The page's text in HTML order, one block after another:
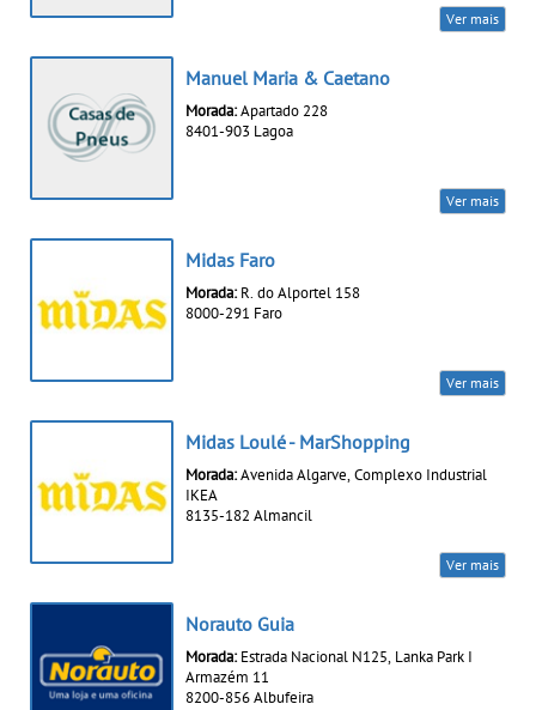
Ver mais
Manuel Maria & Caetano
Morada:Apartado 228
8401-903 Lagoa
Ver mais
Midas Faro
Morada: R. do Alportel 158
8000-291 Faro
Ver mais
Midas Loulé - MarShopping
Morada:Avenida Algarve, Complexo Industrial
IKEA
8135-182 Almancil
Ver mais
Norauto Guia
Morada: Estrada Nacional N125, Lanka Park I
Armazém 11
8200-856 Albufeira